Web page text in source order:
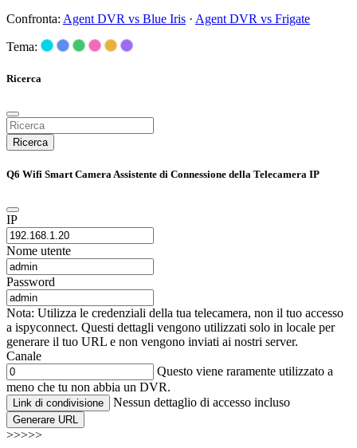
Confronta: Agent DVR vs Blue Iris · Agent DVR vs Frigate
Tema:
Ricerca
Ricerca
Q6 Wifi Smart Camera Assistente di Connessione della Telecamera IP
IP
Nome utente
Password
Nota: Utilizza le credenziali della tua telecamera, non il tuo accesso
a ispyconnect. Questi dettagli vengono utilizzati solo in locale per
generare il tuo URL e non vengono inviati ai nostri server.
Canale
Questo viene raramente utilizzato a
meno che tu non abbia un DVR.
Link di condivisione Nessun dettaglio di accesso incluso
Generare URL
>>>>>